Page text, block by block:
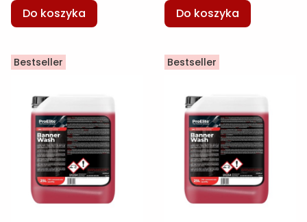
Do koszyka Do koszyka
Bestseller Bestseller